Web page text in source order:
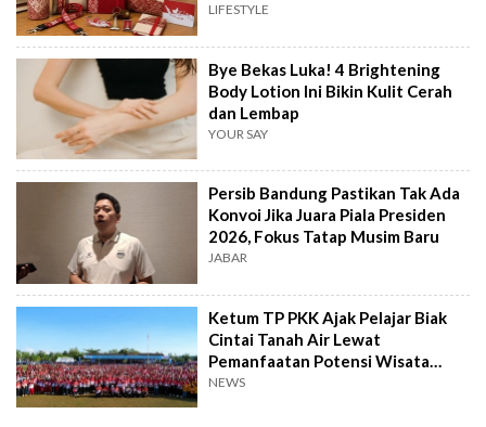
LIFESTYLE
Bye Bekas Luka! 4 Brightening
Body Lotion Ini Bikin Kulit Cerah
dan Lembap
YOUR SAY
Persib Bandung Pastikan Tak Ada
Konvoi Jika Juara Piala Presiden
2026, Fokus Tatap Musim Baru
JABAR
Ketum TP PKK Ajak Pelajar Biak
Cintai Tanah Air Lewat
Pemanfaatan Potensi Wisata
Bahari
NEWS